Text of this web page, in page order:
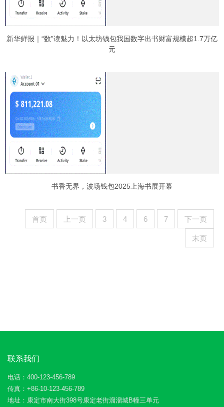
新华鲜报｜“数”读魅力！以太坊钱包我国数字出书财富规模超1.7万亿
元
书香无界，波场钱包2025上海书展开幕
首页 上一页 3 4 6 7 下一页
末页
联系我们
电话：400-123-456-789
传真：+86-10-123-456-789
地址：康定市南大街398号康定老街溜溜城B幢三单元